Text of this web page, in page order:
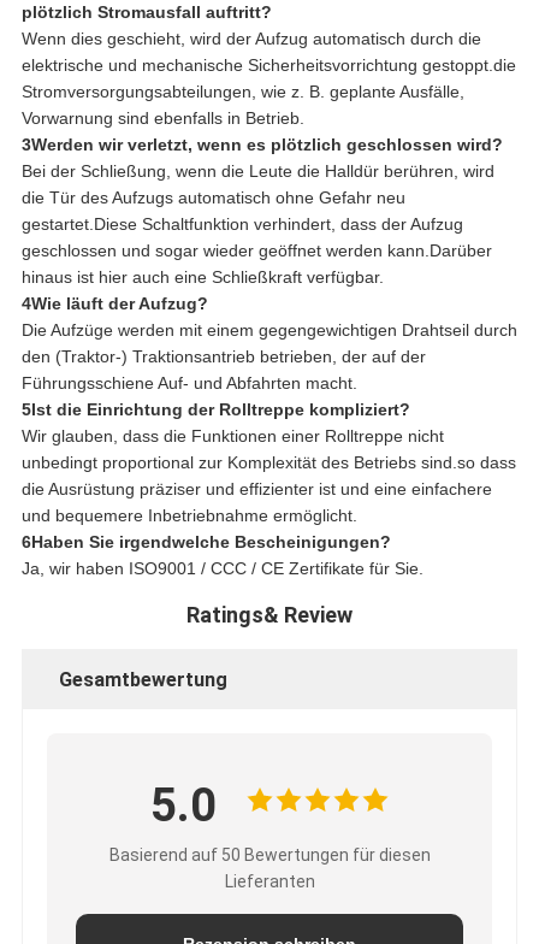
plötzlich Stromausfall auftritt?
Wenn dies geschieht, wird der Aufzug automatisch durch die
elektrische und mechanische Sicherheitsvorrichtung gestoppt.die
Stromversorgungsabteilungen, wie z. B. geplante Ausfälle,
Vorwarnung sind ebenfalls in Betrieb.
3Werden wir verletzt, wenn es plötzlich geschlossen wird?
Bei der Schließung, wenn die Leute die Halldür berühren, wird
die Tür des Aufzugs automatisch ohne Gefahr neu
gestartet.Diese Schaltfunktion verhindert, dass der Aufzug
geschlossen und sogar wieder geöffnet werden kann.Darüber
hinaus ist hier auch eine Schließkraft verfügbar.
4Wie läuft der Aufzug?
Die Aufzüge werden mit einem gegengewichtigen Drahtseil durch
den (Traktor-) Traktionsantrieb betrieben, der auf der
Führungsschiene Auf- und Abfahrten macht.
5Ist die Einrichtung der Rolltreppe kompliziert?
Wir glauben, dass die Funktionen einer Rolltreppe nicht
unbedingt proportional zur Komplexität des Betriebs sind.so dass
die Ausrüstung präziser und effizienter ist und eine einfachere
und bequemere Inbetriebnahme ermöglicht.
6Haben Sie irgendwelche Bescheinigungen?
Ja, wir haben ISO9001 / CCC / CE Zertifikate für Sie.
Ratings& Review
Gesamtbewertung
5.0
Basierend auf 50 Bewertungen für diesen
Lieferanten